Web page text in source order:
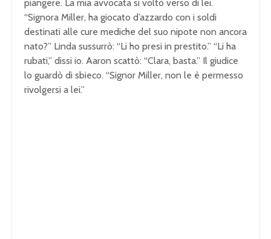
piangere. La mia avvocata si voltò verso di lei.
“Signora Miller, ha giocato d’azzardo con i soldi
destinati alle cure mediche del suo nipote non ancora
nato?” Linda sussurrò: “Li ho presi in prestito.” “Li ha
rubati,” dissi io. Aaron scattò: “Clara, basta.” Il giudice
lo guardò di sbieco. “Signor Miller, non le è permesso
rivolgersi a lei.”